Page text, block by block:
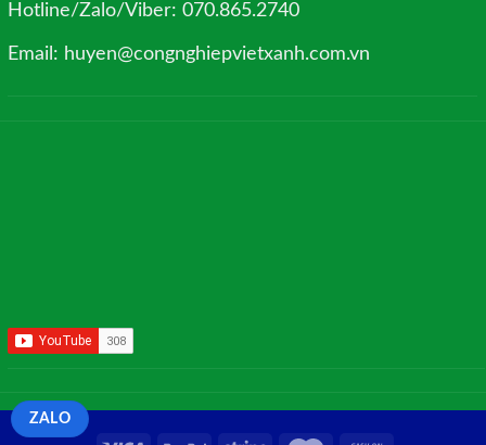
Hotline/Zalo/Viber: 070.865.2740
Email: huyen@congnghiepvietxanh.com.vn
ZALO